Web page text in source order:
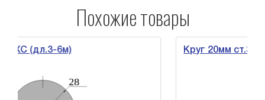
Похожие товары
6м) Круг 20мм ст.38ХС (дл.3-